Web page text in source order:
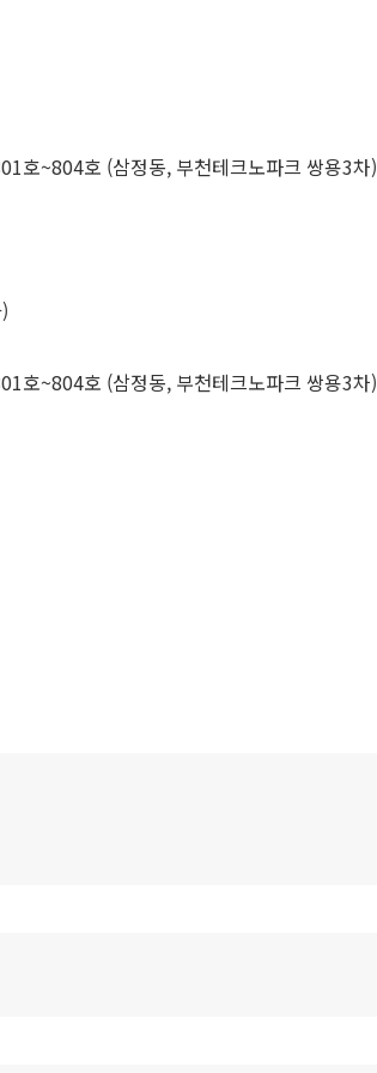
호~804호 (삼정동, 부천테크노파크 쌍용3차)
호~804호 (삼정동, 부천테크노파크 쌍용3차)